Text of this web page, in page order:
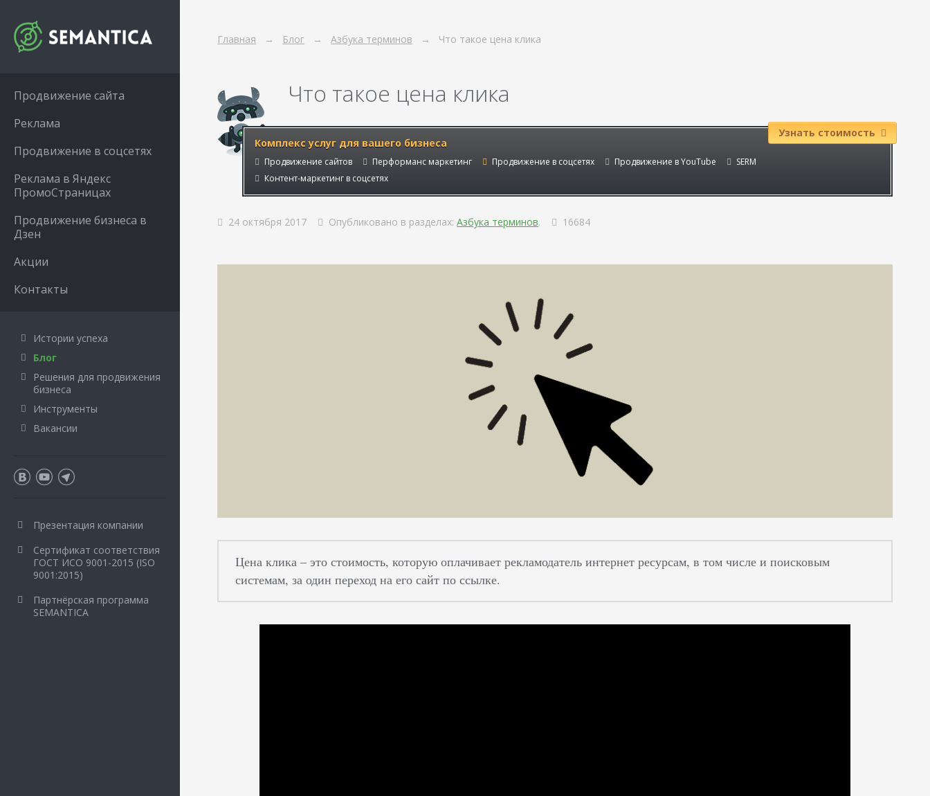
Главная Блог Азбука терминов Что такое цена клика
Что такое цена клика
Комплекс услуг для вашего бизнеса
Продвижение сайтов Перформанс маркетинг Продвижение в соцсетях Продвижение в YouTube
SERM
Контент-маркетинг в соцсетях
Узнать стоимость
24 октября 2017 Опубликовано в разделах: Азбука терминов. 16684
Цена клика – это стоимость, которую оплачивает рекламодатель интернет ресурсам, в том числе и поисковым
системам, за один переход на его сайт по ссылке.
Продвижение сайта
Реклама
Продвижение в соцсетях
Реклама в Яндекс
ПромоСтраницах
Продвижение бизнеса в
Дзен
Акции
Контакты
Истории успеха
Блог
Решения для продвижения
бизнеса
Инструменты
Вакансии
Презентация компании
Сертификат соответствия
ГОСТ ИСО 9001-2015 (ISO
9001:2015)
Партнёрская программа
SEMANTICA